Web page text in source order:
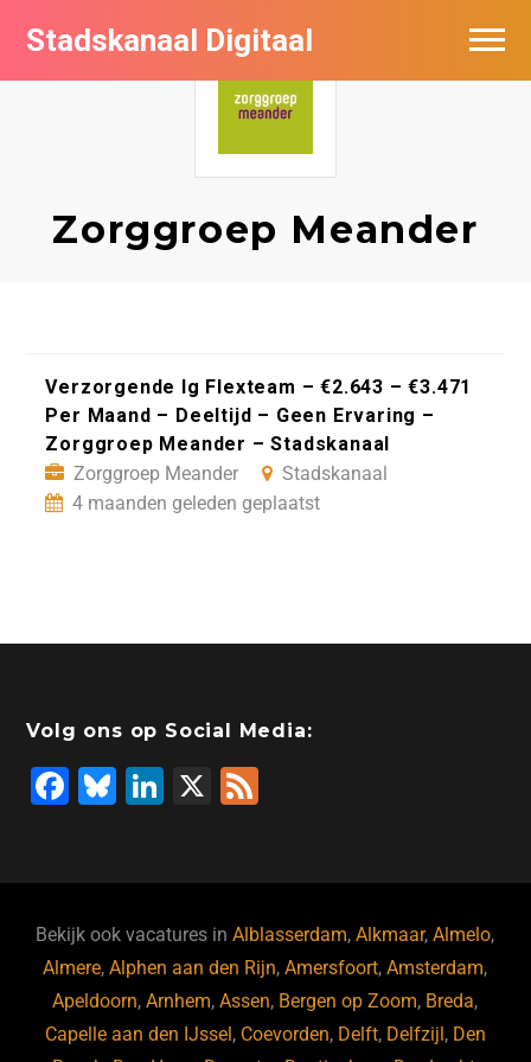
Stadskanaal Digitaal
Zorggroep Meander
Verzorgende Ig Flexteam – €2.643 – €3.471
Per Maand – Deeltijd – Geen Ervaring –
Zorggroep Meander – Stadskanaal
Zorggroep Meander
Stadskanaal
4 maanden geleden geplaatst
Volg ons op Social Media:
F
b
o
o
k
Bl
ky
Li
dI
n
X
Bekijk ook vacatures inAlblasserdam,Alkmaar,Almelo,
Almere,Alphen aan den Rijn,Amersfoort,Amsterdam,
Apeldoorn,Arnhem,Assen, Bergen op Zoom, Breda,
Capelle aan den IJssel, Coevorden, Delft, Delfzijl, Den
Vacatures per bedrijf
De populairste vacatures in Stadskanaal